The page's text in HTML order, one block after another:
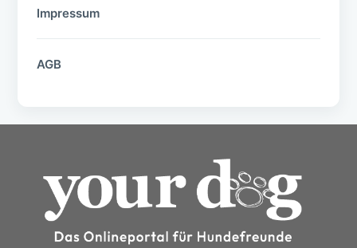
Impressum
AGB